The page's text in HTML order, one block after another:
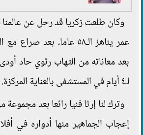
عمر يناهز الـ٥٨ عاما،
بعد معاناته من التهاب رئوي حاد
لـ٤ أيام في المستشفى بالعناية المركزة.
وترك لنا إرثا فنيا رائعا بعد مجموعة
إعجاب الجماهير منها أدواره في